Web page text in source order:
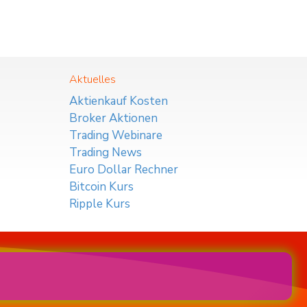
Aktuelles
Aktienkauf Kosten
Broker Aktionen
Trading Webinare
Trading News
Euro Dollar Rechner
Bitcoin Kurs
Ripple Kurs